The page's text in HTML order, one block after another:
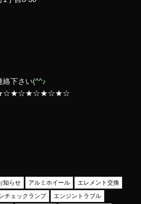
絡下さい(^^♪
知らせ アルミホイール
エレメント交換
チェックランプ
エンジントラブル